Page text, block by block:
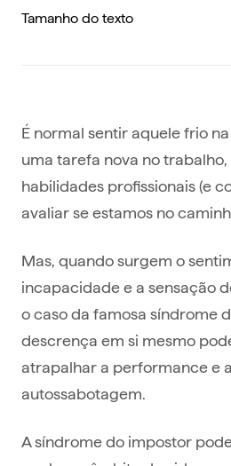
Tamanho do texto
É normal sentir aquele frio
uma tarefa nova no
habilidades profissionais (e
avaliar se estamos no
Mas, quando surgem o
incapacidade e a sensação
o caso da famosa síndrome
descrença em si mesmo
atrapalhar a performance e
autossabotagem.
A síndrome do impostor